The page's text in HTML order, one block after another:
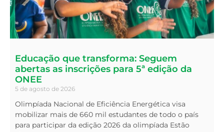
Educação que transforma: Seguem
abertas as inscrições para 5ª edição da
ONEE
5 de agosto de 2026
Olimpíada Nacional de Eficiência Energética visa
mobilizar mais de 660 mil estudantes de todo o país
para participar da edição 2026 da olimpíada Estão